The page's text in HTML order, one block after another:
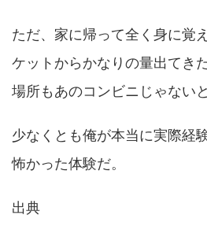
ただ、家に帰って全く身に覚
ケットからかなりの量出てきた
場所もあのコンビニじゃない
少なくとも俺が本当に実際経
怖かった体験だ。
出典